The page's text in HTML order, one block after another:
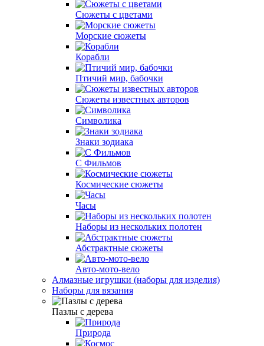
Сюжеты с цветами
Морские сюжеты
Корабли
Птичий мир, бабочки
Сюжеты известных авторов
Символика
Знаки зодиака
С Фильмов
Космические сюжеты
Часы
Наборы из нескольких полотен
Абстрактные сюжеты
Авто-мото-вело
Алмазные игрушки (наборы для изделия)
Наборы для вязания
Пазлы с дерева
Природа